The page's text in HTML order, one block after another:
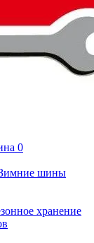
0
шины
хранение